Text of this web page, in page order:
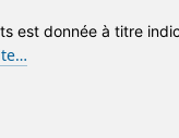
est donnée à titre